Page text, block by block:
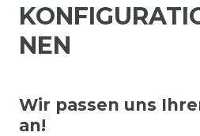
NEN
Wir passen uns
an!